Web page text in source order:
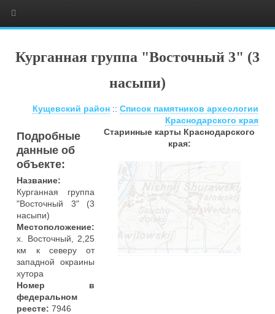
Курганная группа "Восточный 3" (3
насыпи)
Кущевский район:: Список памятников археологии
Краснодарского края
Подробные
данные об
объекте:
Название:
Курганная группа
"Восточный 3" (3
насыпи)
Местоположение:
х. Восточный, 2,25
км к северу от
западной окраины
хутора
Номер в
федеральном
реесте:7946
Старинные карты Краснодарского
края: